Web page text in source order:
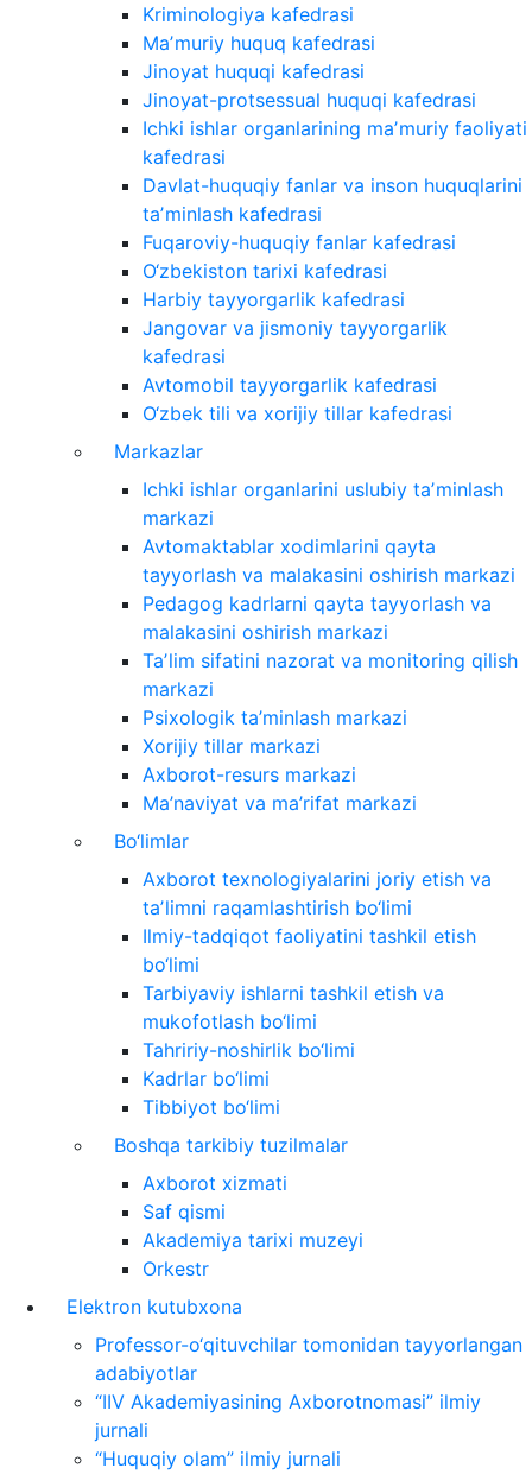
Kriminologiya kafedrasi
Maʼmuriy huquq kafedrasi
Jinoyat huquqi kafedrasi
Jinoyat-protsessual huquqi kafedrasi
Ichki ishlar organlarining maʼmuriy faoliyati
kafedrasi
Davlat-huquqiy fanlar va inson huquqlarini
taʼminlash kafedrasi
Fuqaroviy-huquqiy fanlar kafedrasi
O‘zbekiston tarixi kafedrasi
Harbiy tayyorgarlik kafedrasi
Jangovar va jismoniy tayyorgarlik
kafedrasi
Avtomobil tayyorgarlik kafedrasi
O‘zbek tili va xorijiy tillar kafedrasi
Markazlar
Ichki ishlar organlarini uslubiy taʼminlash
markazi
Avtomaktablar xodimlarini qayta
tayyorlash va malakasini oshirish markazi
Pedagog kadrlarni qayta tayyorlash va
malakasini oshirish markazi
Taʼlim sifatini nazorat va monitoring qilish
markazi
Psixologik ta’minlash markazi
Xorijiy tillar markazi
Axborot-resurs markazi
Ma’naviyat va ma’rifat markazi
Bo‘limlar
Axborot texnologiyalarini joriy etish va
taʼlimni raqamlashtirish bo‘limi
Ilmiy-tadqiqot faoliyatini tashkil etish
bo‘limi
Tarbiyaviy ishlarni tashkil etish va
mukofotlash bo‘limi
Tahririy-noshirlik bo‘limi
Kadrlar bo‘limi
Tibbiyot bo‘limi
Boshqa tarkibiy tuzilmalar
Axborot xizmati
Saf qismi
Akademiya tarixi muzeyi
Orkestr
Elektron kutubxona
Professor-o‘qituvchilar tomonidan tayyorlangan
adabiyotlar
“IIV Akademiyasining Axborotnomasi” ilmiy
jurnali
“Huquqiy olam” ilmiy jurnali